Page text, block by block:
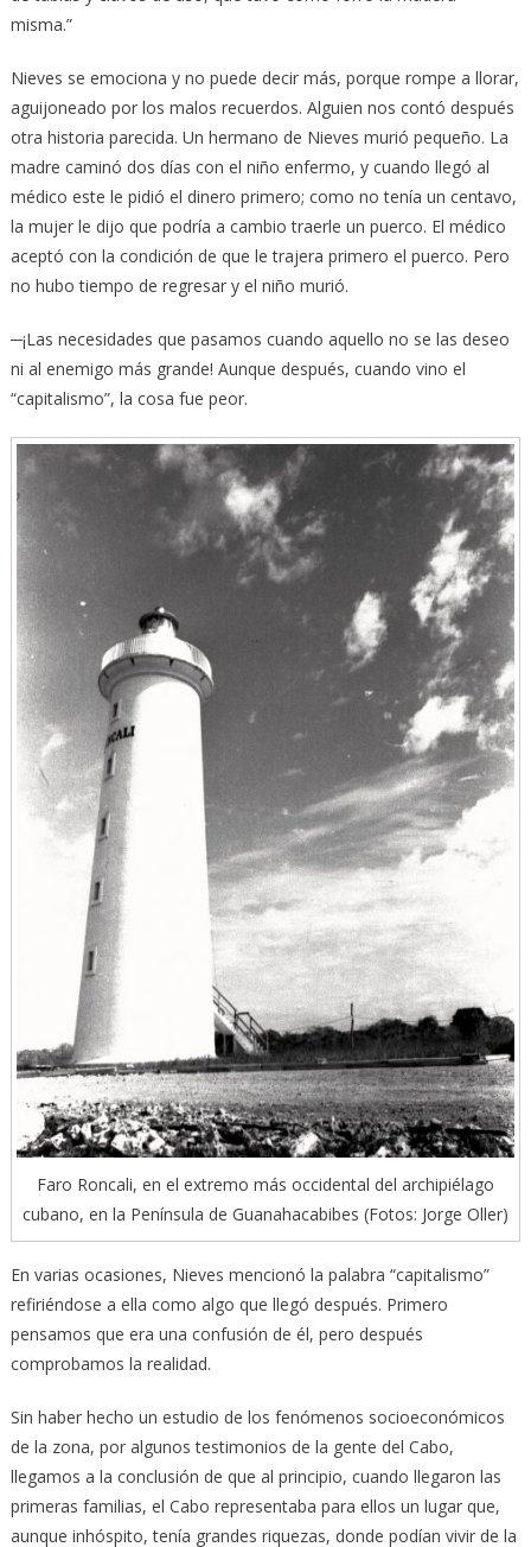
misma.”
Nieves se emociona y no puede decir más, porque rompe a llorar,
aguijoneado por los malos recuerdos. Alguien nos contó después
otra historia parecida. Un hermano de Nieves murió pequeño. La
madre caminó dos días con el niño enfermo, y cuando llegó al
médico este le pidió el dinero primero; como no tenía un centavo,
la mujer le dijo que podría a cambio traerle un puerco. El médico
aceptó con la condición de que le trajera primero el puerco. Pero
no hubo tiempo de regresar y el niño murió.
─¡Las necesidades que pasamos cuando aquello no se las deseo
ni al enemigo más grande! Aunque después, cuando vino el
“capitalismo”, la cosa fue peor.
Faro Roncali, en el extremo más occidental del archipiélago
cubano, en la Península de Guanahacabibes (Fotos: Jorge Oller)
En varias ocasiones, Nieves mencionó la palabra “capitalismo”
refiriéndose a ella como algo que llegó después. Primero
pensamos que era una confusión de él, pero después
comprobamos la realidad.
Sin haber hecho un estudio de los fenómenos socioeconómicos
de la zona, por algunos testimonios de la gente del Cabo,
llegamos a la conclusión de que al principio, cuando llegaron las
primeras familias, el Cabo representaba para ellos un lugar que,
aunque inhóspito, tenía grandes riquezas, donde podían vivir de la